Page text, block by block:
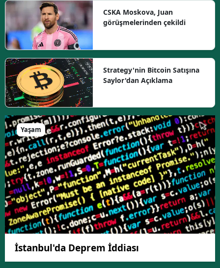
CSKA Moskova, Juan
görüşmelerinden çekildi
Strategy'nin Bitcoin Satışına
Saylor'dan Açıklama
Yaşam
İstanbul'da Deprem İddiası